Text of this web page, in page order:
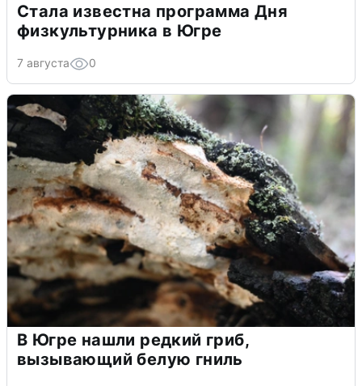
Стала известна программа Дня
физкультурника в Югре
7 августа 0
В Югре нашли редкий гриб,
вызывающий белую гниль